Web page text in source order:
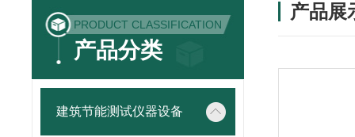
PRODUCT CLASSIFICATION
产品分类
建筑节能测试仪器设备
产品展